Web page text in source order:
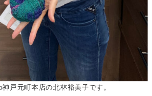
戸元町本店の北林裕美子です。